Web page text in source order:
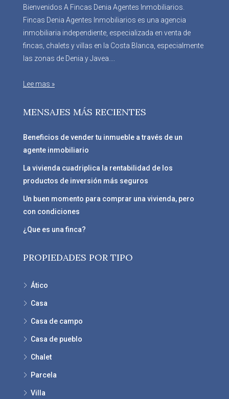
Bienvenidos A Fincas Denia Agentes Inmobiliarios.
Fincas Denia Agentes Inmobiliarios es una agencia
inmobiliaria independiente, especializada en venta de
fincas, chalets y villas en la Costa Blanca, especialmente
las zonas de Denia y Javea....
Lee mas »
MENSAJES MÁS RECIENTES
Beneficios de vender tu inmueble a través de un
agente inmobiliario
La vivienda cuadriplica la rentabilidad de los
productos de inversión más seguros
Un buen momento para comprar una vivienda, pero
con condiciones
¿Que es una finca?
PROPIEDADES POR TIPO
Ático
Casa
Casa de campo
Casa de pueblo
Chalet
Parcela
Villa